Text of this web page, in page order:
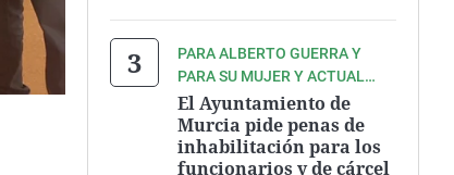
PARA ALBERTO GUERRA Y
PARA SU MUJER Y ACTUAL
JEFA DE LA OFICINA DE
GOBIERNO MUNICIPAL, ISABEL
FERNÁNDEZ GUERRAS, PIDE
PENAS DE INHABILITACIÓN
El Ayuntamiento de
Murcia pide penas de
inhabilitación para los
funcionarios y de cárcel